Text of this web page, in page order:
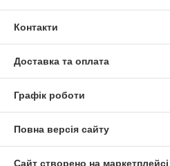
Контакти
Доставка та оплата
Графік роботи
Повна версія сайту
Сайт створено на маркетплейсі